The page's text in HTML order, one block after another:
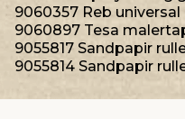
9060357 Reb
9060897 Tesa
9055817 Sandpapir
9055814 Sandpapir